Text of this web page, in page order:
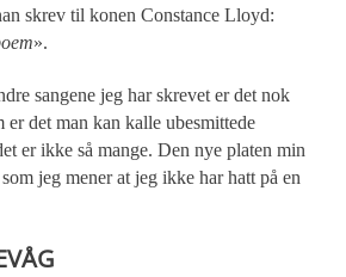
skrev til konen Constance Lloyd:
».
sangene jeg har skrevet er det nok
er det man kan kalle ubesmittede
er ikke så mange. Den nye platen min
jeg mener at jeg ikke har hatt på en